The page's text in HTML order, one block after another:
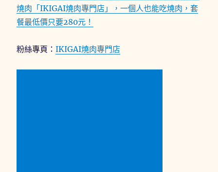
燒肉「IKIGAI燒肉專門店」，一個人也能吃燒肉，套
餐最低價只要280元！
粉絲專頁：IKIGAI燒肉專門店